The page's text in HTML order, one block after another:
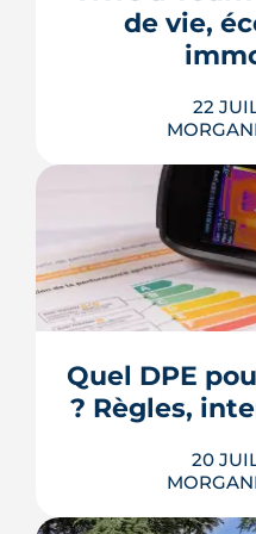
de 3,2 % en
Voici les leviers
LIRE
de vie,
22
Écoles, base de
projets urbains et
3e ville de Haute-
LIRE
Quel DPE
? Règles,
20